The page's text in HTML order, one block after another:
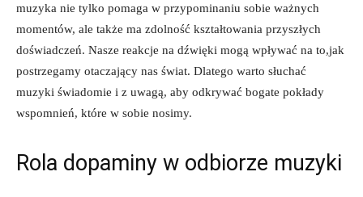
muzyka nie tylko pomaga w przypominaniu sobie ważnych
momentów, ale także ma zdolność kształtowania przyszłych
doświadczeń. Nasze reakcje na dźwięki mogą wpływać na to,jak
postrzegamy otaczający nas świat. Dlatego warto słuchać
muzyki świadomie i z uwagą, aby odkrywać bogate pokłady
wspomnień, które w sobie nosimy.
Rola dopaminy w odbiorze muzyki